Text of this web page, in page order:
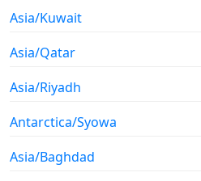
Asia/Kuwait
Asia/Qatar
Asia/Riyadh
Antarctica/Syowa
Asia/Baghdad